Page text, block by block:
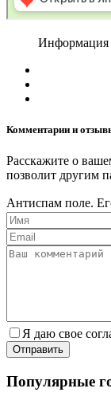
Информация
Комментарии и
Расскажите о
позволит другим
Антиспам поле.
Я даю свое
Популярные